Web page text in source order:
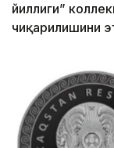
йиллиги”
чиқарилишини